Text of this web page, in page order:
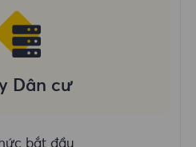
Dân cư